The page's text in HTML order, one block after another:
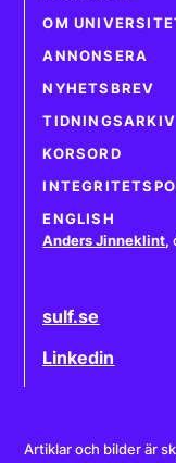
OM
ANNONSERA
NYHETSBREV
TIDNINGSARKIV
KORSORD
ENGLISH
Anders Jinneklint,
sulf.se
Linkedin
Artiklar och bilder är